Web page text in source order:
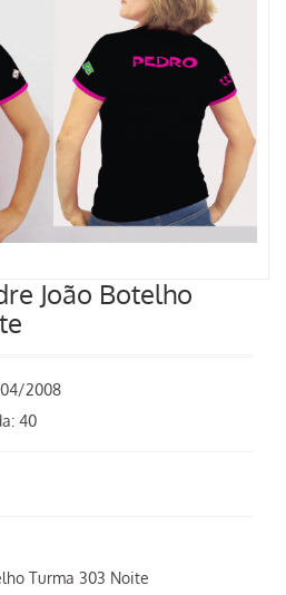
João Botelho
2008
40
Turma 303 Noite